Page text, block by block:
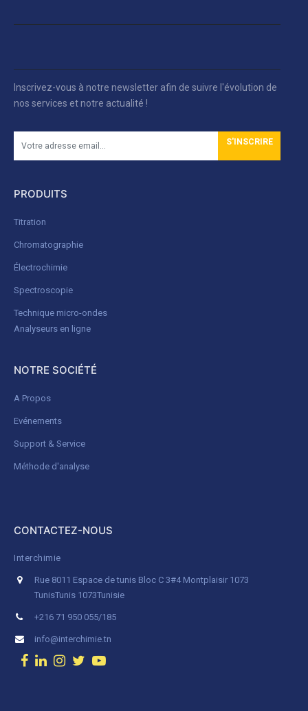
Inscrivez-vous à notre newsletter afin de suivre l'évolution de
nos services et notre actualité !
S'INSCRIRE
PRODUITS
Titration
Chromatographie
Électrochimie
Spectroscopie
Technique micro-ondes
Analyseurs en ligne
NOTRE SOCIÉTÉ
A Propos
Evénements
Support & Service
Méthode d'analyse
CONTACTEZ-NOUS
Interchimie
Rue 8011 Espace de tunis Bloc C 3#4 Montplaisir 1073
TunisTunis 1073Tunisie
+216 71 950 055/185
info@interchimie.tn